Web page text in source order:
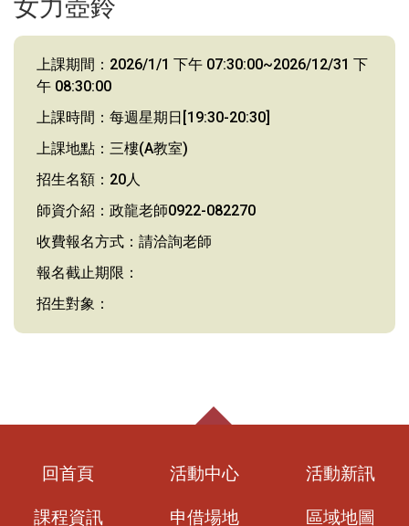
女力壺鈴
上課期間：2026/1/1 下午 07:30:00~2026/12/31 下
午 08:30:00
上課時間：每週星期日[19:30-20:30]
上課地點：三樓(A教室)
招生名額：20人
師資介紹：政龍老師0922-082270
收費報名方式：請洽詢老師
報名截止期限：
招生對象：
回首頁 活動中心 活動新訊
課程資訊 申借場地 區域地圖